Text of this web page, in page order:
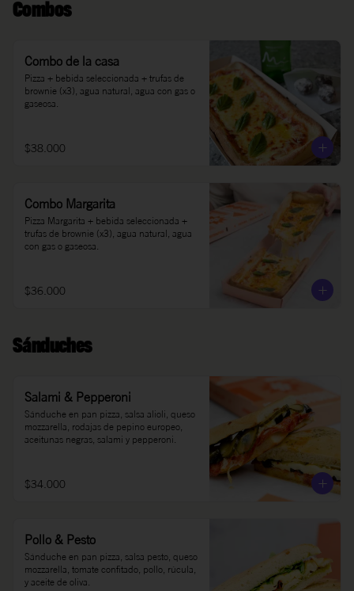
Combos
Combo de la casa
Pizza + bebida seleccionada + trufas de
brownie (x3), agua natural, agua con gas o
gaseosa.
$38.000
Combo Margarita
Pizza Margarita + bebida seleccionada +
trufas de brownie (x3), agua natural, agua
con gas o gaseosa.
$36.000
Sánduches
Salami & Pepperoni
Sánduche en pan pizza, salsa alioli, queso
mozzarella, rodajas de pepino europeo,
aceitunas negras, salami y pepperoni.
$34.000
Pollo & Pesto
Sánduche en pan pizza, salsa pesto, queso
mozzarella, tomate confitado, pollo, rúcula,
y aceite de oliva.